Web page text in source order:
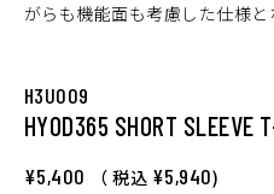
がらも機能面も考慮した仕様と
H3U009
HYOD365 SHORT SLEEVE
¥5,400 （ 税込 ¥5,940)